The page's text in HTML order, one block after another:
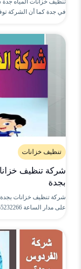
تنظيف خزانات المياه
في جدة كما أن الشركة
تنظيف خزانات
بجدة
شركة تنظيف خزانات
على مدار الساعة 055232266 هناك ..